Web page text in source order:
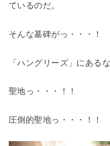
ているのだ。
そんな墓碑がっ・・・！
「ハングリーズ」にある
聖地っ・・・！！
圧倒的聖地っ・・・！！